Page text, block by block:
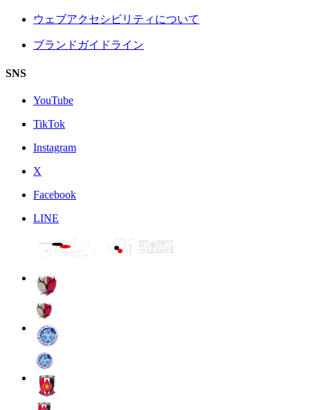
ウェブアクセシビリティについて
ブランドガイドライン
SNS
YouTube
TikTok
Instagram
X
Facebook
LINE